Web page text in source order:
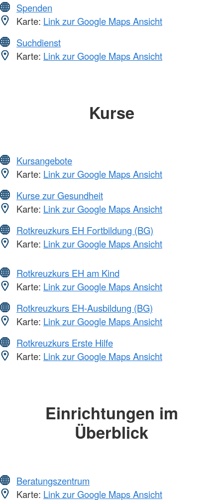
Spenden
Karte: Link zur Google Maps Ansicht
Suchdienst
Karte: Link zur Google Maps Ansicht
Kurse
Kursangebote
Karte: Link zur Google Maps Ansicht
Kurse zur Gesundheit
Karte: Link zur Google Maps Ansicht
Rotkreuzkurs EH Fortbildung (BG)
Karte: Link zur Google Maps Ansicht
Rotkreuzkurs EH am Kind
Karte: Link zur Google Maps Ansicht
Rotkreuzkurs EH-Ausbildung (BG)
Karte: Link zur Google Maps Ansicht
Rotkreuzkurs Erste Hilfe
Karte: Link zur Google Maps Ansicht
Einrichtungen im
Überblick
Beratungszentrum
Karte: Link zur Google Maps Ansicht